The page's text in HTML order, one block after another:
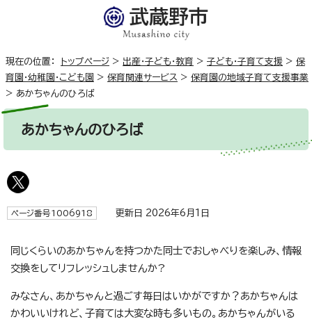
現在の位置： トップページ > 出産・子ども・教育 > 子ども・子育て支援 > 保
育園・幼稚園・こども園 > 保育関連サービス > 保育園の地域子育て支援事業
> あかちゃんのひろば
あかちゃんのひろば
ページ番号1006918 更新日 2026年6月1日
同じくらいのあかちゃんを持つかた同士でおしゃべりを楽しみ、情報
交換をしてリフレッシュしませんか?
みなさん、あかちゃんと過ごす毎日はいかがですか？あかちゃんは
かわいいけれど、子育ては大変な時も多いもの。あかちゃんがいる